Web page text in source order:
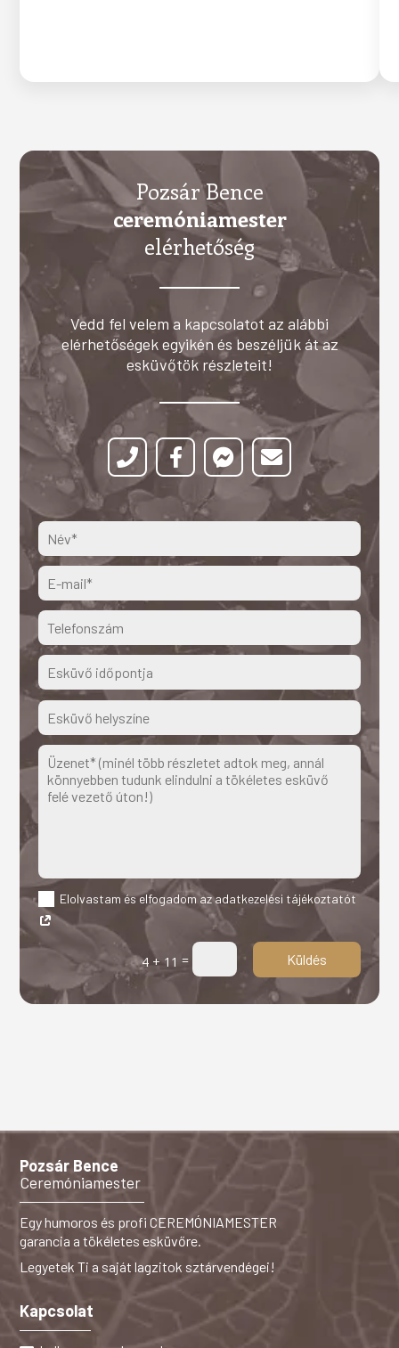
Pozsár Bence
ceremóniamester
elérhetőség
Vedd fel velem a kapcsolatot az alábbi
elérhetőségek egyikén és beszéljük át az
esküvőtök részleteit!
   
Elolvastam és elfogadom az adatkezelési tájékoztatót
4 + 11 = Küldés
Pozsár Bence
Ceremóniamester
Egy humoros és profi CEREMÓNIAMESTER
garancia a tökéletes esküvőre.
Legyetek Ti a saját lagzitok sztárvendégei!
Kapcsolat